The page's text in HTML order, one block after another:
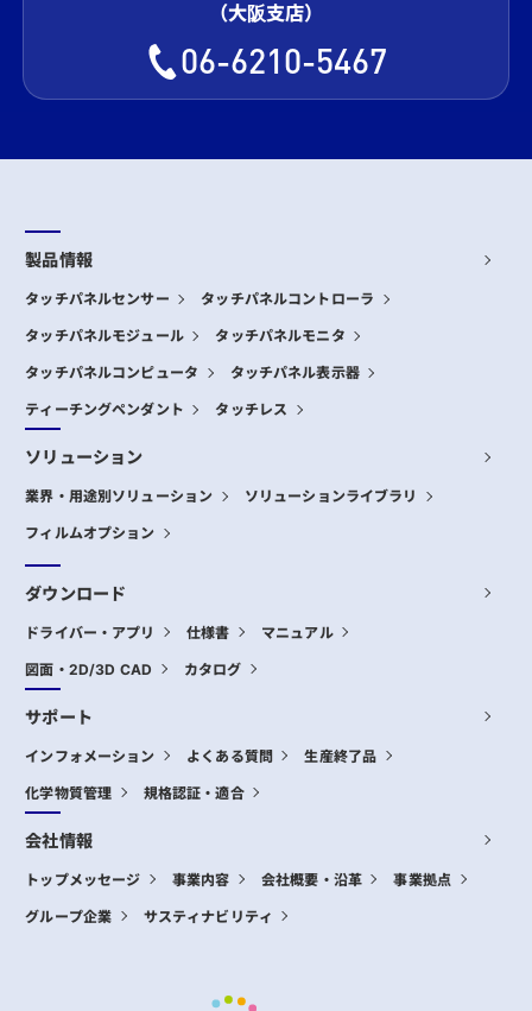
（大阪支店）
06-6210-5467
製品情報
タッチパネルセンサー タッチパネルコントローラ
タッチパネルモジュール タッチパネルモニタ
タッチパネルコンピュータ タッチパネル表示器
ティーチングペンダント タッチレス
ソリューション
業界・用途別ソリューション ソリューションライブラリ
フィルムオプション
ダウンロード
ドライバー・アプリ 仕様書 マニュアル
図面・2D/3D CAD カタログ
サポート
インフォメーション よくある質問 生産終了品
化学物質管理 規格認証・適合
会社情報
トップメッセージ 事業内容 会社概要・沿革 事業拠点
グループ企業 サスティナビリティ